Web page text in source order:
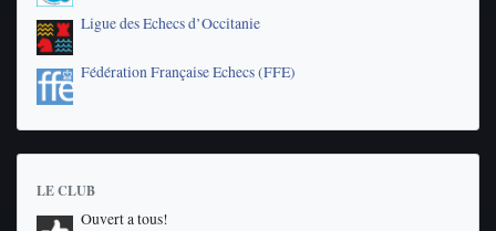
Ligue des Echecs d’Occitanie
Fédération Française Echecs (FFE)
LE CLUB
Ouvert a tous!